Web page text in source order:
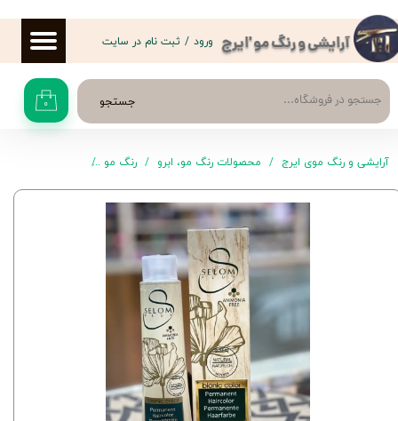
آرایشی و رنگ مو 'ایرج
جستجو ۰
ورود / ثبت نام در سایت
حساب کاربری من
تغییر گذر واژه
سفارشات
خروج از حساب کاربری
آرایشی و رنگ موی ایرج محصولات رنگ مو، ابرو رنگ مو